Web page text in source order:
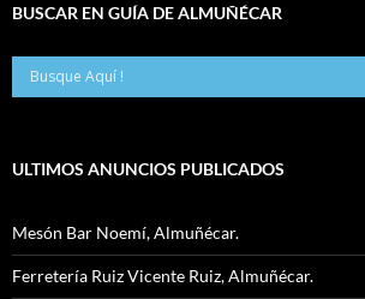
BUSCAR EN GUÍA DE ALMUÑÉCAR
ULTIMOS ANUNCIOS PUBLICADOS
Mesón Bar Noemí, Almuñécar.
Ferretería Ruiz Vicente Ruiz, Almuñécar.